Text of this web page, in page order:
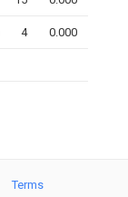
4 0.000
Terms